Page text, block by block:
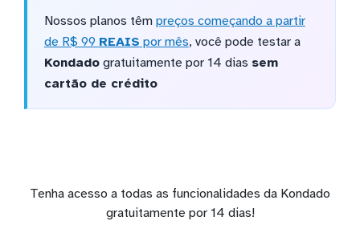
Nossos planos têm preços começando a partir
de R$ 99 REAIS por mês, você pode testar a
Kondadogratuitamente por 14 dias sem
cartão de crédito
Tenha acesso a todas as funcionalidades da Kondado
gratuitamente por 14 dias!